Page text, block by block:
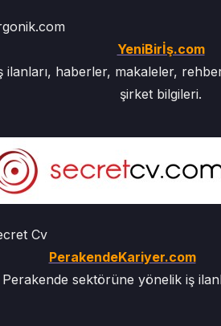
YeniBirİş.com
ilanları, haberler, makaleler,
şirket bilgileri.
Cv
PerakendeKariyer.com
Perakende sektörüne yönelik iş